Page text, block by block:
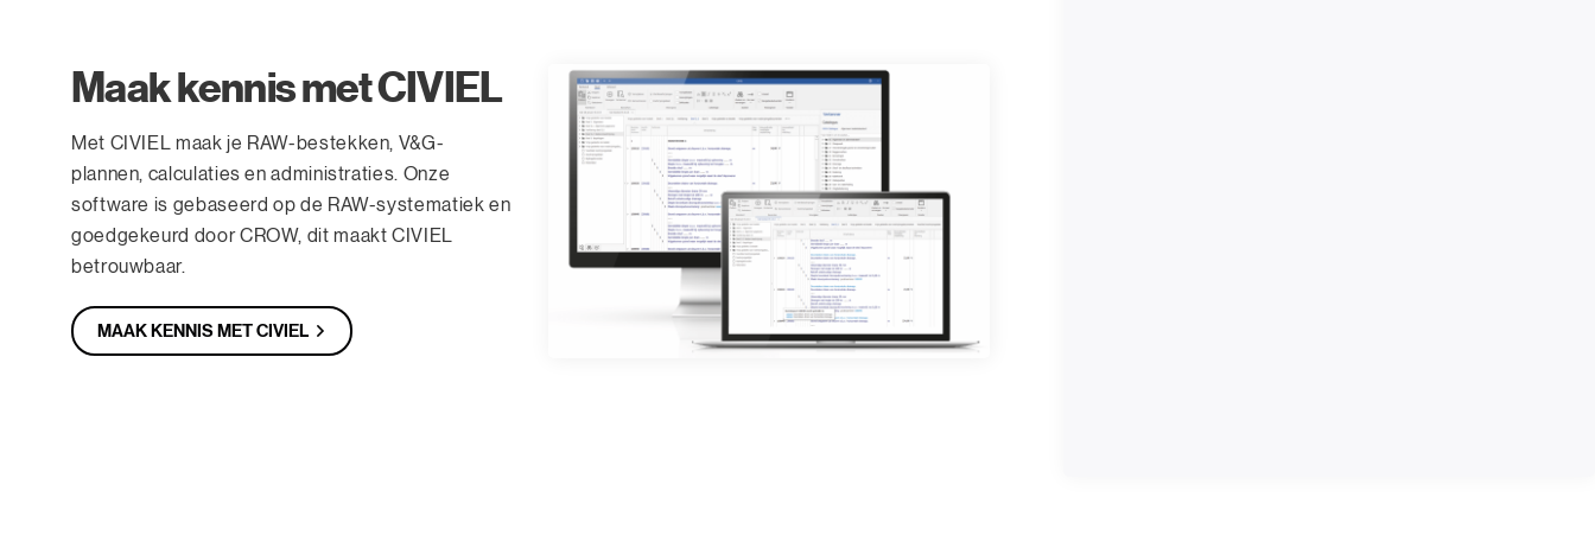
Maak kennis met CIVIEL
Met CIVIEL maak je RAW-bestekken, V&G-
plannen, calculaties en administraties. Onze
software is gebaseerd op de RAW-systematiek en
goedgekeurd door CROW, dit maakt CIVIEL
betrouwbaar.
MAAK KENNIS MET CIVIEL